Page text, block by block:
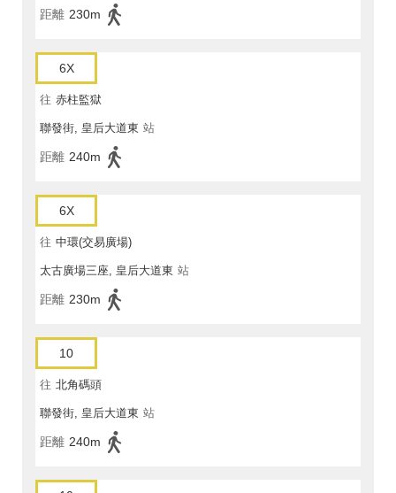
距離 230m
6X
往 赤柱監獄
聯發街, 皇后大道東 站
距離 240m
6X
往 中環(交易廣場)
太古廣場三座, 皇后大道東 站
距離 230m
10
往 北角碼頭
聯發街, 皇后大道東 站
距離 240m